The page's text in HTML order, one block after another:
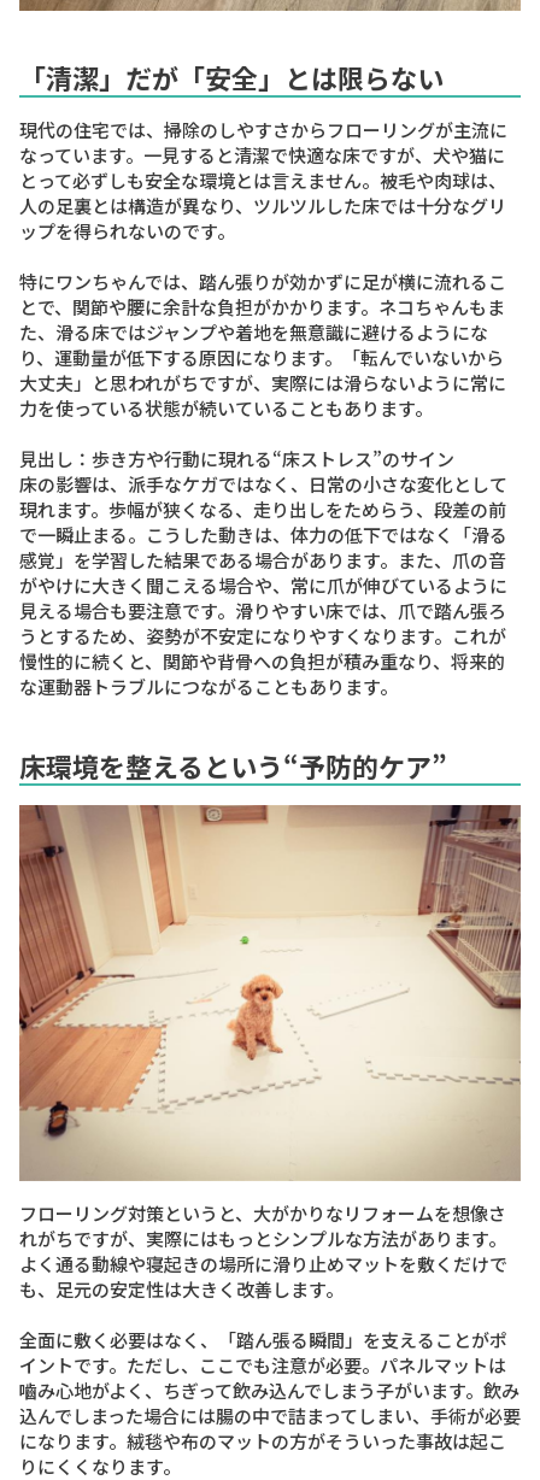
「清潔」だが「安全」とは限らない
現代の住宅では、掃除のしやすさからフローリングが主流に
なっています。一見すると清潔で快適な床ですが、犬や猫に
とって必ずしも安全な環境とは言えません。被毛や肉球は、
人の足裏とは構造が異なり、ツルツルした床では十分なグリ
ップを得られないのです。
特にワンちゃんでは、踏ん張りが効かずに足が横に流れるこ
とで、関節や腰に余計な負担がかかります。ネコちゃんもま
た、滑る床ではジャンプや着地を無意識に避けるようにな
り、運動量が低下する原因になります。「転んでいないから
大丈夫」と思われがちですが、実際には滑らないように常に
力を使っている状態が続いていることもあります。
見出し：歩き方や行動に現れる“床ストレス”のサイン
床の影響は、派手なケガではなく、日常の小さな変化として
現れます。歩幅が狭くなる、走り出しをためらう、段差の前
で一瞬止まる。こうした動きは、体力の低下ではなく「滑る
感覚」を学習した結果である場合があります。また、爪の音
がやけに大きく聞こえる場合や、常に爪が伸びているように
見える場合も要注意です。滑りやすい床では、爪で踏ん張ろ
うとするため、姿勢が不安定になりやすくなります。これが
慢性的に続くと、関節や背骨への負担が積み重なり、将来的
な運動器トラブルにつながることもあります。
床環境を整えるという“予防的ケア”
フローリング対策というと、大がかりなリフォームを想像さ
れがちですが、実際にはもっとシンプルな方法があります。
よく通る動線や寝起きの場所に滑り止めマットを敷くだけで
も、足元の安定性は大きく改善します。
全面に敷く必要はなく、「踏ん張る瞬間」を支えることがポ
イントです。ただし、ここでも注意が必要。パネルマットは
嚙み心地がよく、ちぎって飲み込んでしまう子がいます。飲み
込んでしまった場合には腸の中で詰まってしまい、手術が必要
になります。絨毯や布のマットの方がそういった事故は起こ
りにくくなります。